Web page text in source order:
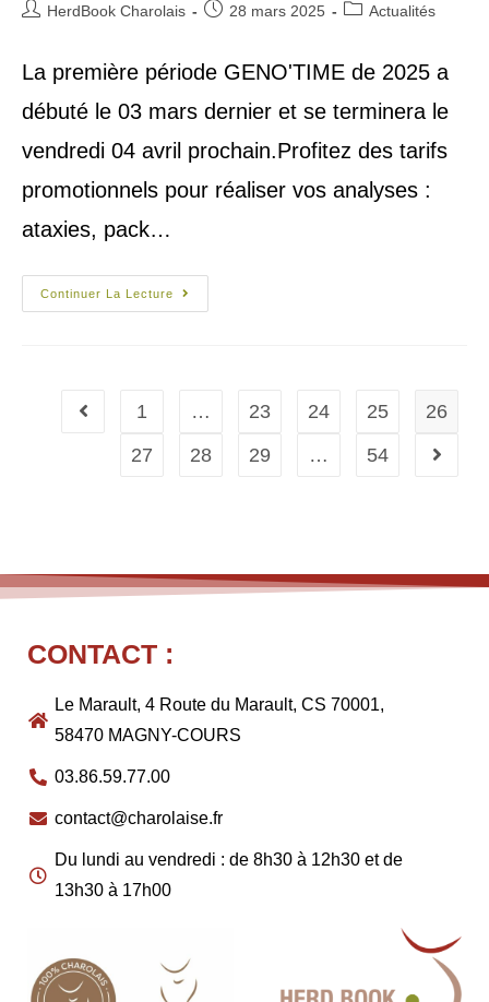
HerdBook Charolais 28 mars 2025 Actualités
La première période GENO'TIME de 2025 a
débuté le 03 mars dernier et se terminera le
vendredi 04 avril prochain.Profitez des tarifs
promotionnels pour réaliser vos analyses :
ataxies, pack…
Continuer La Lecture
1 … 23 24 25
26
27
28 29 … 54
CONTACT :
Le Marault, 4 Route du Marault, CS 70001,
58470 MAGNY-COURS
03.86.59.77.00
contact@charolaise.fr
Du lundi au vendredi : de 8h30 à 12h30 et de
13h30 à 17h00